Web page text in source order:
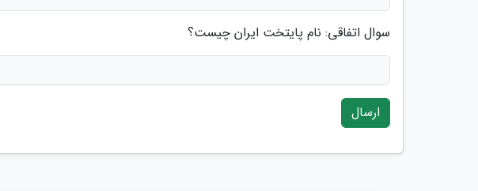
سوال اتفاقی: نام پایتخت ایران چیست؟
ارسال